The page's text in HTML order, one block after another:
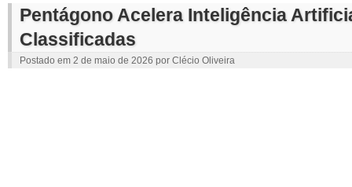
Pentágono Acelera Inteligência
Classificadas
Postado em 2 de maio de 2026 por Clécio Oliveira